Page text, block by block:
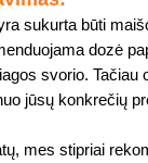
sukurta būti
dozė
svorio. Tačiau
jūsų konkrečių
mes stipriai